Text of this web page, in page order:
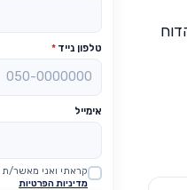
טלפון נייד *
אימייל
Website
קראתי ואני מאשר/ת
מדיניות הפרטיות